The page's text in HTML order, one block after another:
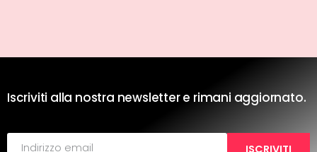
Iscriviti alla nostra newsletter e rimani aggiornato.